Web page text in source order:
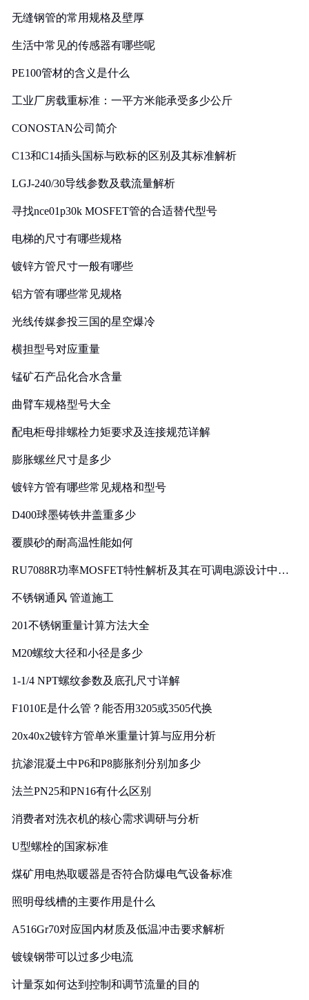
无缝钢管的常用规格及壁厚
生活中常见的传感器有哪些呢
PE100管材的含义是什么
工业厂房载重标准：一平方米能承受多少公斤
CONOSTAN公司简介
C13和C14插头国标与欧标的区别及其标准解析
LGJ-240/30导线参数及载流量解析
寻找nce01p30k MOSFET管的合适替代型号
电梯的尺寸有哪些规格
镀锌方管尺寸一般有哪些
铝方管有哪些常见规格
光线传媒参投三国的星空爆冷
横担型号对应重量
锰矿石产品化合水含量
曲臂车规格型号大全
配电柜母排螺栓力矩要求及连接规范详解
膨胀螺丝尺寸是多少
镀锌方管有哪些常见规格和型号
D400球墨铸铁井盖重多少
覆膜砂的耐高温性能如何
RU7088R功率MOSFET特性解析及其在可调电源设计中的
不锈钢通风 管道施工
201不锈钢重量计算方法大全
M20螺纹大径和小径是多少
1-1/4 NPT螺纹参数及底孔尺寸详解
F1010E是什么管？能否用3205或3505代换
20x40x2镀锌方管单米重量计算与应用分析
抗渗混凝土中P6和P8膨胀剂分别加多少
法兰PN25和PN16有什么区别
消费者对洗衣机的核心需求调研与分析
U型螺栓的国家标准
煤矿用电热取暖器是否符合防爆电气设备标准
照明母线槽的主要作用是什么
A516Gr70对应国内材质及低温冲击要求解析
镀镍钢带可以过多少电流
计量泵如何达到控制和调节流量的目的